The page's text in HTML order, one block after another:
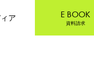
ア E BOOK
資料請求